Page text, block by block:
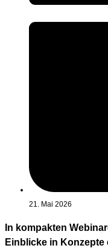
21. Mai 2026
In kompakten
Einblicke in